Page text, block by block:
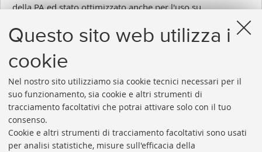
Questo sito web utilizza i
cookie
Nel nostro sito utilizziamo sia cookie tecnici necessari per il
suo funzionamento, sia cookie e altri strumenti di
tracciamento facoltativi che potrai attivare solo con il tuo
consenso.
Cookie e altri strumenti di tracciamento facoltativi sono usati
per analisi statistiche, misure sull'efficacia della
della PA ed stato ottimizzato anche per l'uso su
Rubrica di Ateneo